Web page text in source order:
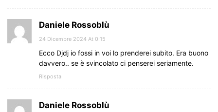
Daniele Rossoblù
24 Dicembre 2024 At 0:15
Ecco Djdj io fossi in voi lo prenderei subito. Era buono
davvero.. se è svincolato ci penserei seriamente.
Risposta
Daniele Rossoblù